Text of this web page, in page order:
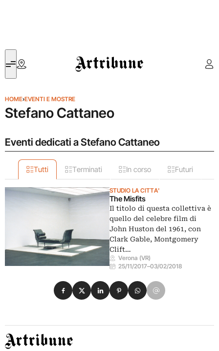
Artribune
HOME›EVENTI E MOSTRE
Stefano Cattaneo
Eventi dedicati a Stefano Cattaneo
Tutti Terminati In corso Futuri
STUDIO LA CITTA'
The Misfits
Il titolo di questa collettiva è
quello del celebre film di
John Huston del 1961, con
Clark Gable, Montgomery
Clift…
Verona (VR)
25/11/2017–03/02/2018
Condividi su Facebook
Condividi su X
Condividi su LinkedIn
Condividi su Pinterest
Condividi su WhatsApp
Condividi su Email
Artribune